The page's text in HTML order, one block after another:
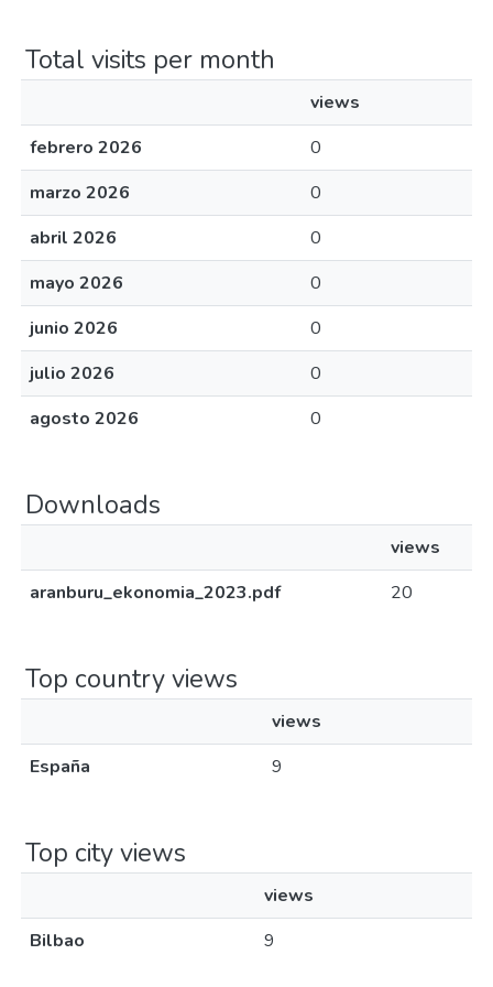
Total visits per month
views
febrero 2026
0
marzo 2026
0
abril 2026
0
mayo 2026
0
junio 2026
0
julio 2026
0
agosto 2026
0
Downloads
views
aranburu_ekonomia_2023.pdf
20
Top country views
views
España
9
Top city views
views
Bilbao
9